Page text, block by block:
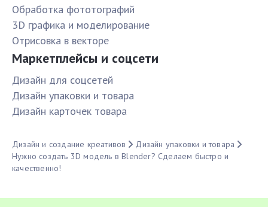
Обработка фототографий
3D графика и моделирование
Отрисовка в векторе
Маркетплейсы и соцсети
Дизайн для соцсетей
Дизайн упаковки и товара
Дизайн карточек товара
Дизайн и создание креативов
Дизайн упаковки и товара
Нужно создать 3D модель в Blender? Сделаем быстро и
качественно!